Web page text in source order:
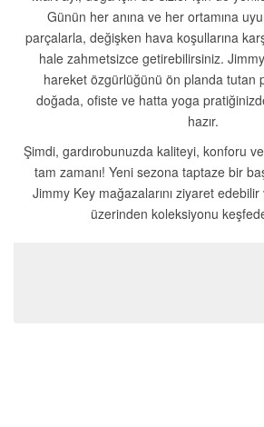
Günün her anına ve her ortamına
parçalarla, değişken hava koşullarına
hale zahmetsizce getirebilirsiniz.
hareket özgürlüğünü ön planda tutan
doğada, ofiste ve hatta yoga
hazır.
Şimdi, gardırobunuzda kaliteyi, konforu ve
tam zamanı! Yeni sezona taptaze bir
Jimmy Key mağazalarını ziyaret edebilir
üzerinden koleksiyonu